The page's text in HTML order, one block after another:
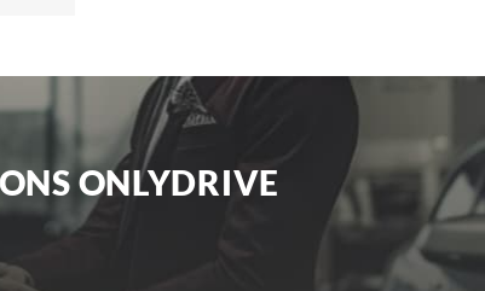
ONLYDRIVE